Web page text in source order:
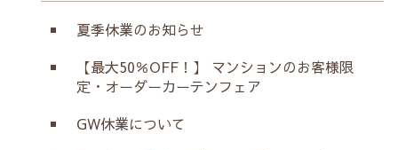
夏季休業のお知らせ
【最大50％OFF！】 マンションのお客様限
定・オーダーカーテンフェア
GW休業について